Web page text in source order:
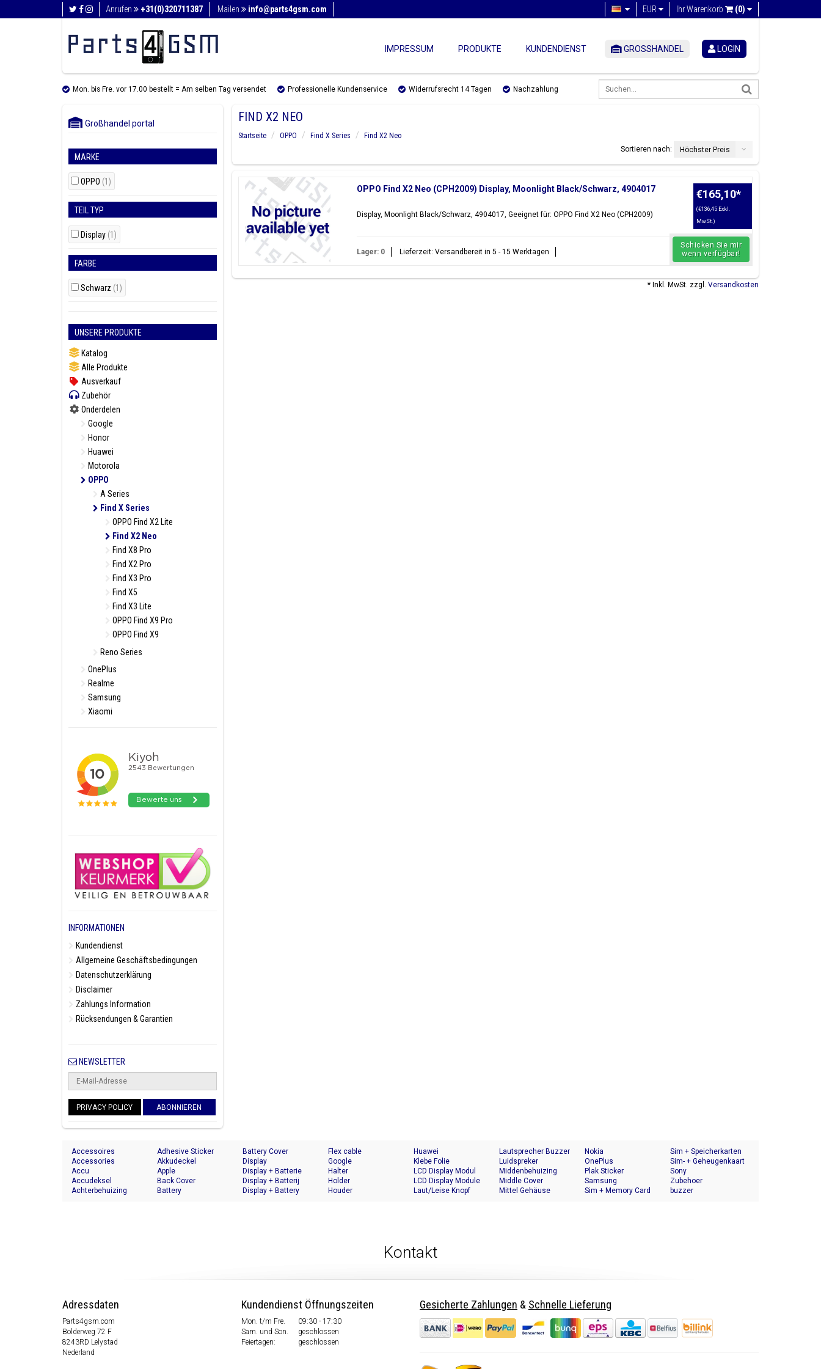
Anrufen +31(0)320711387 Mailen info@parts4gsm.com Ihr Warenkorb (0)
EUR
IMPRESSUM PRODUKTE KUNDENDIENST GROSSHANDEL LOGIN
Mon. bis Fre. vor 17.00 bestellt = Am selben Tag versendet Professionelle Kundenservice Widerrufsrecht 14 Tagen Nachzahlung
Großhandel portal
MARKE
OPPO (1)
TEIL TYP
Display (1)
FARBE
Schwarz (1)
UNSERE PRODUKTE
Katalog
Alle Produkte
Ausverkauf
Zubehör
Onderdelen
Google
Honor
Huawei
Motorola
OPPO
A Series
Find X Series
OPPO Find X2 Lite
Find X2 Neo
Find X8 Pro
Find X2 Pro
Find X3 Pro
Find X5
Find X3 Lite
OPPO Find X9 Pro
OPPO Find X9
Reno Series
OnePlus
Realme
Samsung
Xiaomi
INFORMATIONEN
Kundendienst
Allgemeine Geschäftsbedingungen
Datenschutzerklärung
Disclaimer
Zahlungs Information
Rücksendungen & Garantien
NEWSLETTER
PRIVACY POLICY ABONNIEREN
FIND X2 NEO
Startseite OPPO Find X Series
Find X2 Neo
Sortieren nach:
Höchster Preis
OPPO Find X2 Neo (CPH2009) Display, Moonlight Black/Schwarz, 4904017
Display, Moonlight Black/Schwarz, 4904017, Geeignet für: OPPO Find X2 Neo (CPH2009)
€165,10*
(€136,45 Exkl.
MwSt.)
Lager: 0 Lieferzeit: Versandbereit in 5 - 15 Werktagen
Schicken Sie mir
wenn verfügbar!
* Inkl. MwSt. zzgl. Versandkosten
Accessoires
Accessories
Accu
Accudeksel
Achterbehuizing
Adhesive Sticker
Akkudeckel
Apple
Back Cover
Battery
Battery Cover
Display
Display + Batterie
Display + Batterij
Display + Battery
Flex cable
Google
Halter
Holder
Houder
Huawei
Klebe Folie
LCD Display Modul
LCD Display Module
Laut/Leise Knopf
Lautsprecher Buzzer
Luidspreker
Middenbehuizing
Middle Cover
Mittel Gehäuse
Nokia
OnePlus
Plak Sticker
Samsung
Sim + Memory Card
Sim + Speicherkarten
Halter
Sim- + Geheugenkaart
Houder
Sony
Zubehoer
buzzer
Kontakt
Adressdaten
Parts4gsm.com
Bolderweg 72 F
8243RD Lelystad
Nederland
Kundendienst Öffnungszeiten
Mon. t/m Fre.
09:30 - 17:30
Sam. und Son.
geschlossen
Feiertagen:
geschlossen
Gesicherte Zahlungen & Schnelle Lieferung